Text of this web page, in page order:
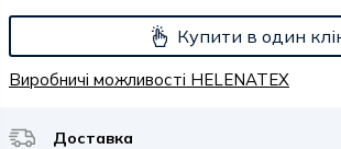
Купити в один
Виробничі можливості HELENATEX
Доставка